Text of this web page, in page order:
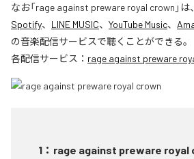
なお「rage against preware royal crown 」は、
Spotify、 LINE MUSIC、 YouTube Music、
の音楽配信サービスで聴くことができる。
各配信サービス： rage against preware
1 ： rage against preware royal